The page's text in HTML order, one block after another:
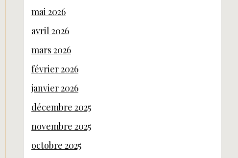
mai 2026
avril 2026
mars 2026
février 2026
janvier 2026
décembre 2025
novembre 2025
octobre 2025